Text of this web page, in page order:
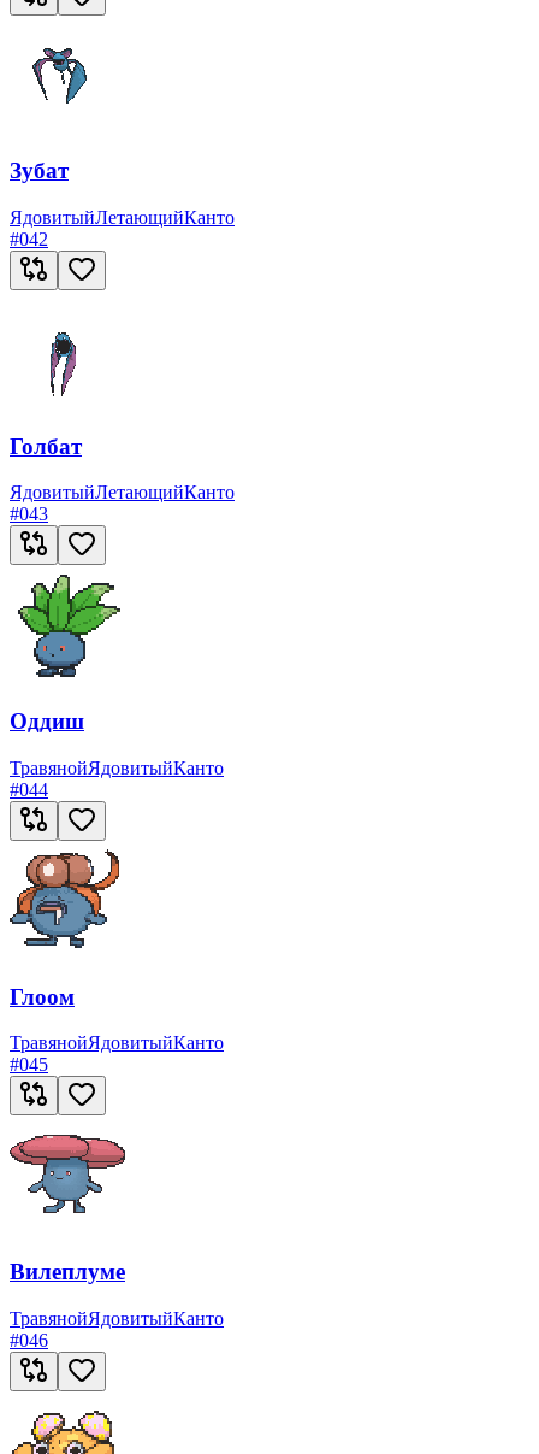
Зубат
ЯдовитыйЛетающийКанто
#042
Голбат
ЯдовитыйЛетающийКанто
#043
Оддиш
ТравянойЯдовитыйКанто
#044
Глоом
ТравянойЯдовитыйКанто
#045
Вилеплуме
ТравянойЯдовитыйКанто
#046